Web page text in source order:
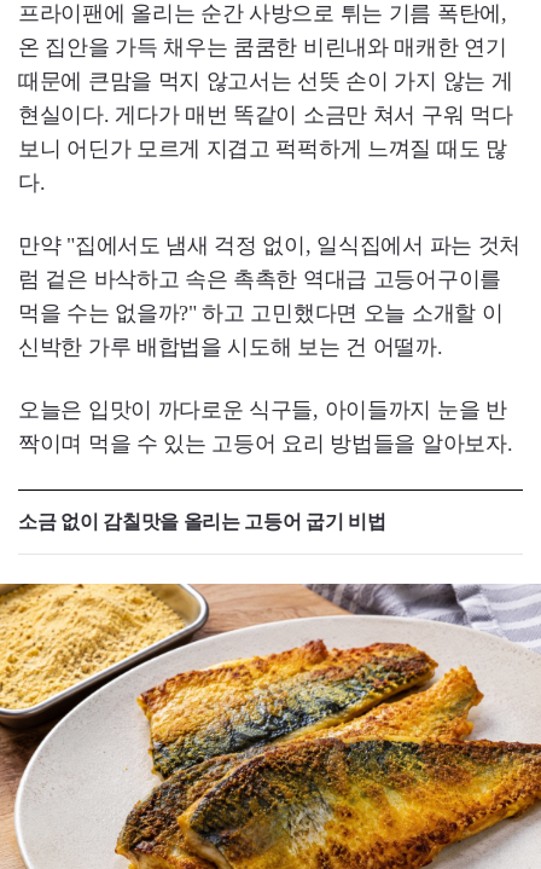
프라이팬에 올리는 순간 사방으로 튀는 기름 폭탄에,
온 집안을 가득 채우는 쿰쿰한 비린내와 매캐한 연기
때문에 큰맘을 먹지 않고서는 선뜻 손이 가지 않는 게
현실이다. 게다가 매번 똑같이 소금만 쳐서 구워 먹다
보니 어딘가 모르게 지겹고 퍽퍽하게 느껴질 때도 많
다.
만약 "집에서도 냄새 걱정 없이, 일식집에서 파는 것처
럼 겉은 바삭하고 속은 촉촉한 역대급 고등어구이를
먹을 수는 없을까?" 하고 고민했다면 오늘 소개할 이
신박한 가루 배합법을 시도해 보는 건 어떨까.
오늘은 입맛이 까다로운 식구들, 아이들까지 눈을 반
짝이며 먹을 수 있는 고등어 요리 방법들을 알아보자.
소금 없이 감칠맛을 올리는 고등어 굽기 비법